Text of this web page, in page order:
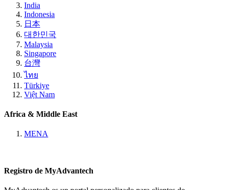
India
Indonesia
日本
대한민국
Malaysia
Singapore
台灣
ไทย
Türkiye
Việt Nam
Africa & Middle East
MENA
Registro de MyAdvantech